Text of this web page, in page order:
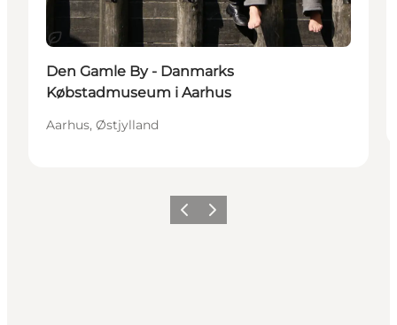
Bærekraftig
Den Gamle By - Danmarks
Købstadmuseum i Aarhus
Aarhus, Østjylland
ForrigeNeste